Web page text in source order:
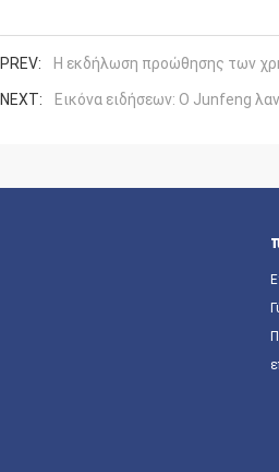
PREV: Η εκδήλωση προώθησης των
NEXT: Εικόνα ειδήσεων: Ο Junfeng